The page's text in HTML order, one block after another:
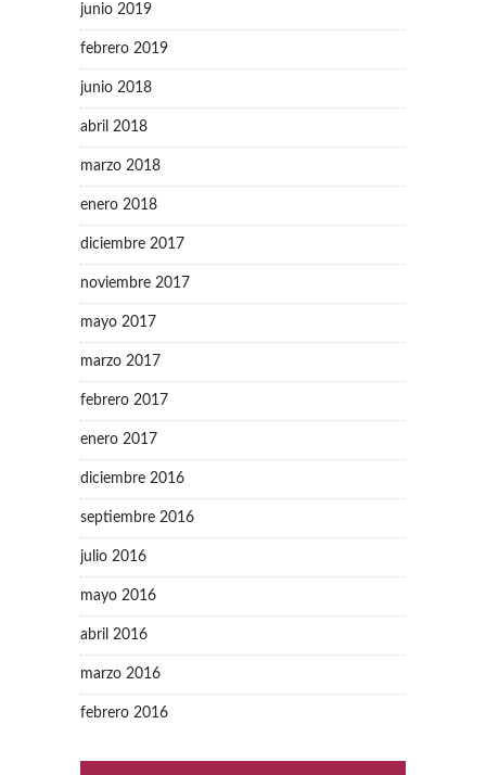
junio 2019
febrero 2019
junio 2018
abril 2018
marzo 2018
enero 2018
diciembre 2017
noviembre 2017
mayo 2017
marzo 2017
febrero 2017
enero 2017
diciembre 2016
septiembre 2016
julio 2016
mayo 2016
abril 2016
marzo 2016
febrero 2016